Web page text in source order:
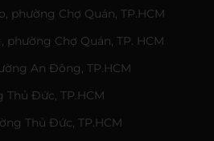
phường Chợ Quán, TP.HCM
phường Chợ Quán, TP. HCM
An Đông, TP.HCM
Thủ Đức, TP.HCM
Thủ Đức, TP.HCM